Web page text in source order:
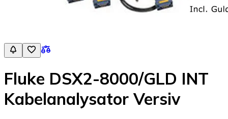
Fluke DSX2-8000/GLD INT
Kabelanalysator Versiv